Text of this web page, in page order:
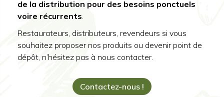
de la distribution pour des besoins ponctuels
voire récurrents.
Restaurateurs, distributeurs, revendeurs si vous
souhaitez proposer nos produits ou devenir point de
dépôt, n’hésitez pas à nous contacter.
Contactez-nous !